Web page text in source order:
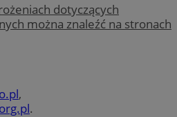
dotyczących
można znaleźć na stronach
,
.